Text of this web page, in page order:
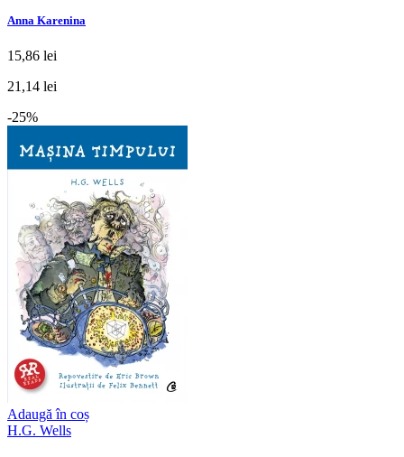
Anna Karenina
15,86 lei
21,14 lei
-25%
Adaugă în coș
H.G. Wells